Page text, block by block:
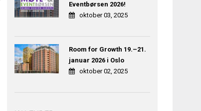
Eventbørsen 2026!
oktober 03, 2025
Room for Growth 19.–21.
januar 2026 i Oslo
oktober 02, 2025